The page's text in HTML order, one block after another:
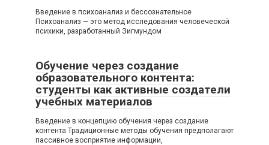
Введение в психоанализ и бессознательное
Психоанализ — это метод исследования человеческой
психики, разработанный Зигмундом
Обучение через создание
образовательного контента:
студенты как активные создатели
учебных материалов
Введение в концепцию обучения через создание
контента Традиционные методы обучения предполагают
пассивное восприятие информации,